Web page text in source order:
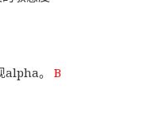
alpha。B